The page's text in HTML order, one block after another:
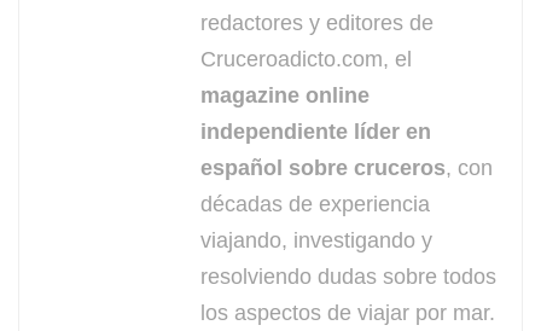
redactores y editores de
Cruceroadicto.com, el
magazine online
independiente líder en
español sobre cruceros, con
décadas de experiencia
viajando, investigando y
resolviendo dudas sobre todos
los aspectos de viajar por mar.